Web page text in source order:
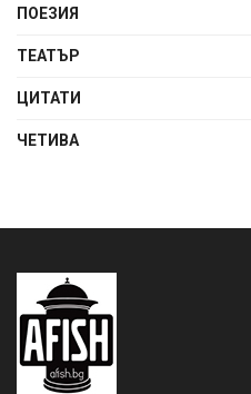
ПОЕЗИЯ
ТЕАТЪР
ЦИТАТИ
ЧЕТИВА